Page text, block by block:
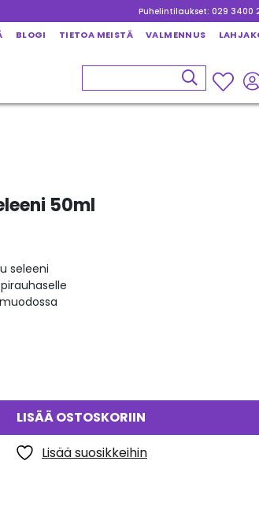
Puhelintilaukset: 029 3400
BLOGI TIETOA MEISTÄ VALMENNUS
50ml
seleeni
LISÄÄ OSTOSKORIIN
Lisää suosikkeihin